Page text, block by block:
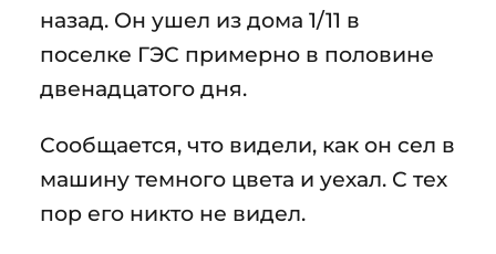
назад. Он ушел из дома 1/11 в
поселке ГЭС примерно в половине
двенадцатого дня.
Сообщается, что видели, как он сел в
машину темного цвета и уехал. С тех
пор его никто не видел.